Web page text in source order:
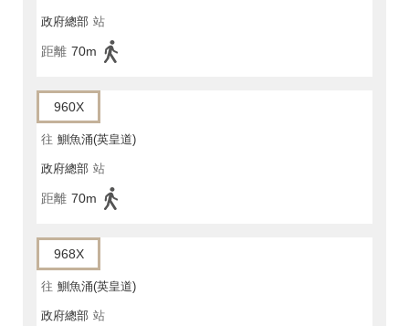
政府總部 站
距離 70m
960X
往 鰂魚涌(英皇道)
政府總部 站
距離 70m
968X
往 鰂魚涌(英皇道)
政府總部 站